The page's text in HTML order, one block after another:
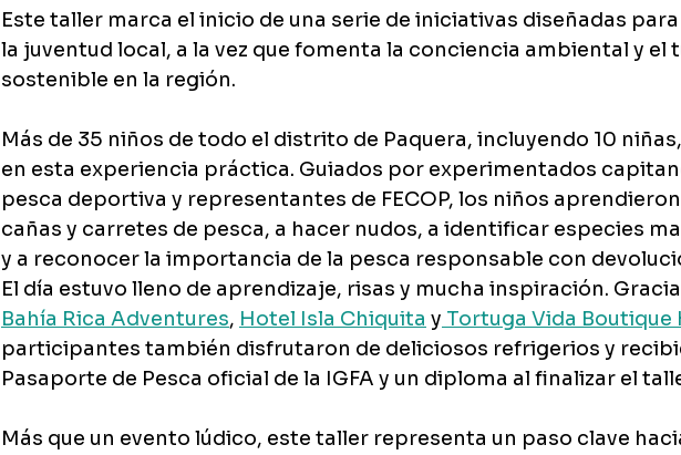
Este taller marca el inicio de una serie de iniciativas diseñadas
la juventud local, a la vez que fomenta la conciencia ambiental y el
sostenible en la región.
Más de 35 niños de todo el distrito de Paquera, incluyendo 10
en esta experiencia práctica. Guiados por experimentados
pesca deportiva y representantes de FECOP, los niños
cañas y carretes de pesca, a hacer nudos, a identificar especies
y a reconocer la importancia de la pesca responsable con
El día estuvo lleno de aprendizaje, risas y mucha inspiración.
Bahía Rica Adventures, Hotel Isla Chiquita y Tortuga Vida Boutique
participantes también disfrutaron de deliciosos refrigerios y
Pasaporte de Pesca oficial de la IGFA y un diploma al finalizar el
Más que un evento lúdico, este taller representa un paso clave